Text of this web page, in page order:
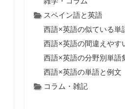
スペイン語と英語
西語×英語の似ている単
西語×英語の間違えやす
西語×英語の分野別単語
西語×英語の単語と例文
コラム・雑記